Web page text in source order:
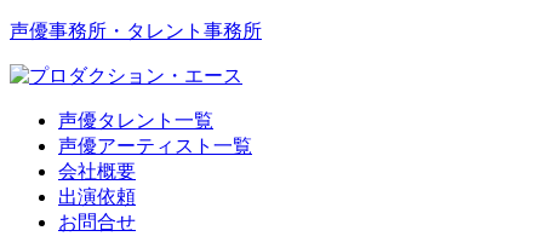
声優事務所・タレント事務所
声優タレント一覧
声優アーティスト一覧
会社概要
出演依頼
お問合せ